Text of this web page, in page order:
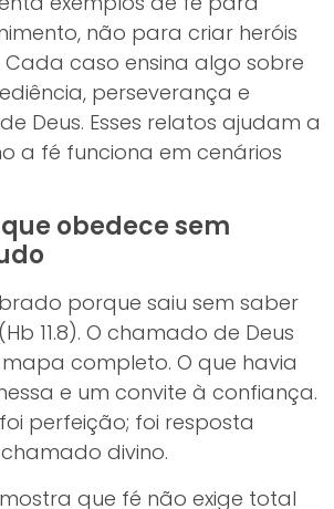
não para criar heróis
Cada caso ensina algo sobre
perseverança e
Deus. Esses relatos ajudam a
a fé funciona em cenários
obedece sem
porque saiu sem saber
11.8). O chamado de Deus
completo. O que havia
e um convite à confiança.
perfeição; foi resposta
divino.
que fé não exige total